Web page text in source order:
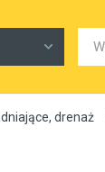
drenaż